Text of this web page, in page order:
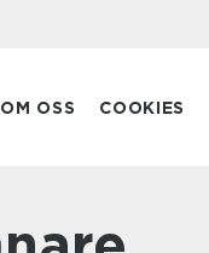
OM OSS COOKIES